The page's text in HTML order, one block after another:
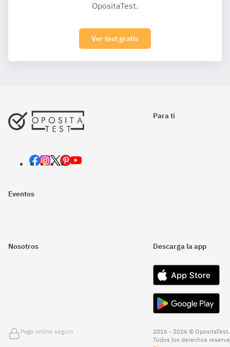
OpositaTest.
Ver test gratis
Para ti
Eventos
Nosotros Descarga la app
Pago online seguro
2016 - 2026 © OpositaTest.
Todos los derechos